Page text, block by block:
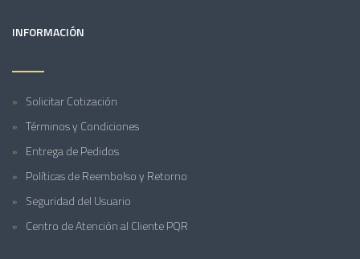
INFORMACIÓN
Solicitar Cotización
Términos y Condiciones
Entrega de Pedidos
Políticas de Reembolso y Retorno
Seguridad del Usuario
Centro de Atención al Cliente PQR